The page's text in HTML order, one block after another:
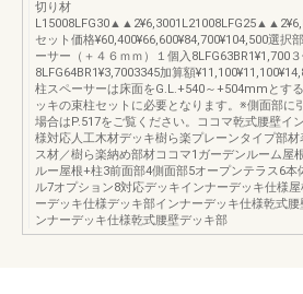
切り材
セット価格¥60,400¥66,600¥84,700¥104,500選択
ーサー（＋４６ｍｍ）１個入8LFG63BR1¥1,700３
8LFG64BR1¥3,7003345加算額
柱スペーサーは床面をG.L.+540～+504mmとす
ッキの束柱セットに必要となります。※側面部に
場合はP.517をご覧ください。ココマ乾式腰壁イ
様対応人工木材デッキ樹ら楽プレーンタイプ部
ス材／樹ら楽納め部材ココマ1ガーデンルーム屋
ルー屋根+柱3前面部4側面部5オープンテラス6本
ル7オプション8対応デッキインナーデッキ仕様
ーデッキ仕様デッキ部インナーデッキ仕様乾式腰
ンナーデッキ仕様乾式腰壁デッキ部